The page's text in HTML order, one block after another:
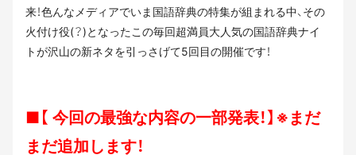
来！色んなメディアでいま国語辞典の特集が組まれる中、その
火付け役(？)となったこの毎回超満員大人気の国語辞典ナイ
トが沢山の新ネタを引っさげて5回目の開催です！
■【 今回の最強な内容の一部発表！】※まだ
まだ追加します！